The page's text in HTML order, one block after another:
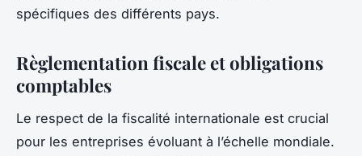
spécifiques des différents pays.
Règlementation fiscale et obligations
comptables
Le respect de la fiscalité internationale est crucial
pour les entreprises évoluant à l’échelle mondiale.